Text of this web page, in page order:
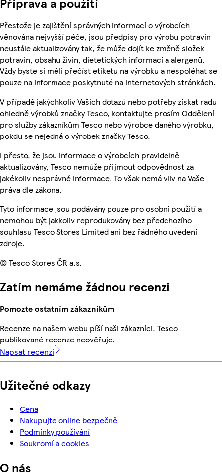
Přestože je zajištění správných informací o výrobcích
věnována nejvyšší péče, jsou předpisy pro výrobu potravin
neustále aktualizovány tak, že může dojít ke změně složek
potravin, obsahu živin, dietetických informací a alergenů.
Vždy byste si měli přečíst etiketu na výrobku a nespoléhat se
pouze na informace poskytnuté na internetových stránkách.
V případě jakýchkoliv Vašich dotazů nebo potřeby získat radu
ohledně výrobků značky Tesco, kontaktujte prosím Oddělení
pro služby zákazníkům Tesco nebo výrobce daného výrobku,
pokdu se nejedná o výrobek značky Tesco.
I přesto, že jsou informace o výrobcích pravidelně
aktualizovány, Tesco nemůže přijmout odpovědnost za
jakékoliv nesprávné informace. To však nemá vliv na Vaše
práva dle zákona.
Tyto informace jsou podávány pouze pro osobní použití a
nemohou být jakkoliv reprodukovány bez předchozího
souhlasu Tesco Stores Limited ani bez řádného uvedení
zdroje.
© Tesco Stores ČR a.s.
Zatím nemáme žádnou recenzi
Pomozte ostatním zákazníkům
Recenze na našem webu píší naši zákazníci. Tesco
publikované recenze neověřuje.
Napsat recenzi
Užitečné odkazy
Cena
Nakupujte online bezpečně
Podmínky používání
Soukromí a cookies
O nás